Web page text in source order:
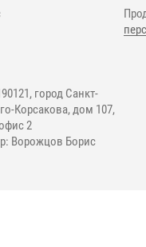
город Санкт-
Корсакова, дом 107,
2
Ворожцов Борис